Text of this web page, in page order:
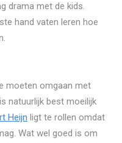
drama met de kids.
hand vaten leren hoe
moeten omgaan met
natuurlijk best moeilijk
Heijn ligt te rollen omdat
Wat wel goed is om